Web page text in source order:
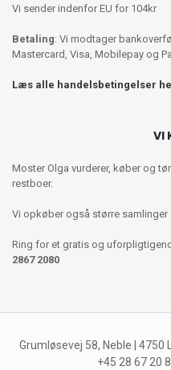
Vi sender indenfor EU for 104kr
Betaling: Vi modtager
Mastercard, Visa, Mobilepay og
Læs alle handelsbetingelser
VI
Moster Olga vurderer, køber og
restboer.
Vi opkøber også større
Ring for et gratis og
2867 2080
Grumløsevej 58, Neble | 4750
+45 28 67 20